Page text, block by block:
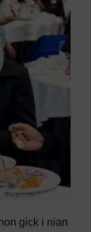
gick i nian